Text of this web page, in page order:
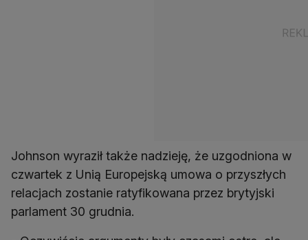
Johnson wyraził także nadzieję, że uzgodniona w
czwartek z Unią Europejską umowa o przyszłych
relacjach zostanie ratyfikowana przez brytyjski
parlament 30 grudnia.